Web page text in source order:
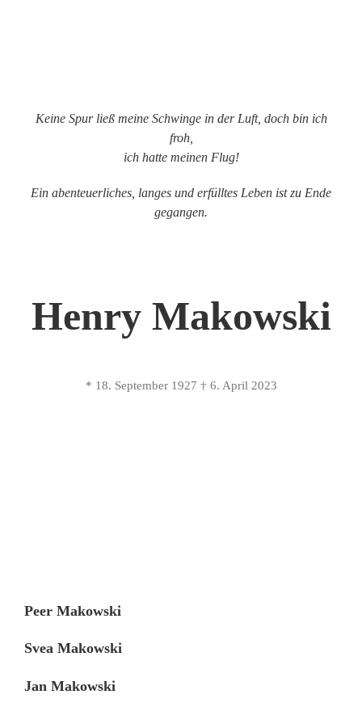
Keine Spur ließ meine Schwinge in der Luft, doch bin ich
froh,
ich hatte meinen Flug!
Ein abenteuerliches, langes und erfülltes Leben ist zu Ende
gegangen.
Henry Makowski
* 18. September 1927 † 6. April 2023
Peer Makowski
Svea Makowski
Jan Makowski